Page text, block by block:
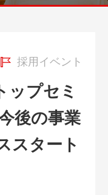
採用イベント
ップセミ
後の事業
スタート